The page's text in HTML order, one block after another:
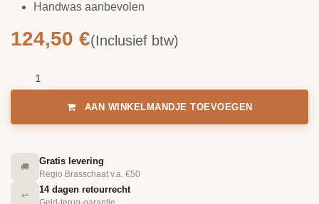
Handwas aanbevolen
124,50 €(Inclusief btw)
AAN WINKELMANDJE TOEVOEGEN
🚚
Gratis levering
Regio Brasschaat v.a. €50
↩️
14 dagen retourrecht